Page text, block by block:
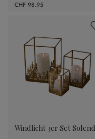
CHF 98.95
Windlicht 3er Set